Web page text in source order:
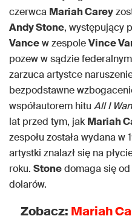
czerwca Mariah Carey
Andy Stone, występujący
Vancew zespoleVince
pozew w sądzie
zarzuca artystce
bezpodstawne
współautorem hitu All I
lat przed tym, jakMariah
zespołu została wydana
artystki znalazł się na
roku. Stonedomaga się od
dolarów.
Zobacz: Mariah